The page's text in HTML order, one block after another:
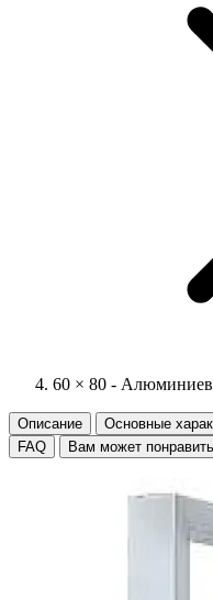
60 × 80 -
Описание Основные
FAQ
Вам может